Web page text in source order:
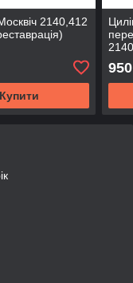
2140,412
Купити
950